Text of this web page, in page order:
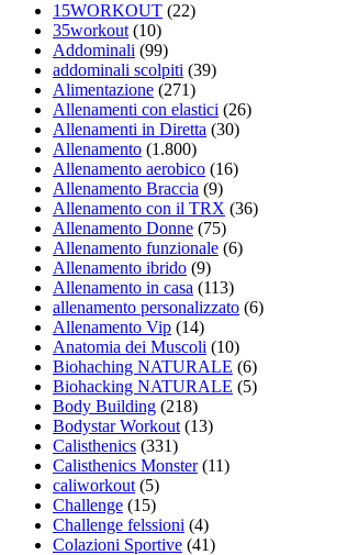
15WORKOUT (22)
35workout(10)
Addominali (99)
addominali scolpiti (39)
Alimentazione (271)
Allenamenti con elastici (26)
Allenamenti in Diretta (30)
Allenamento (1.800)
Allenamento aerobico (16)
Allenamento Braccia (9)
Allenamento con il TRX (36)
Allenamento Donne (75)
Allenamento funzionale (6)
Allenamento ibrido (9)
Allenamento in casa (113)
allenamento personalizzato (6)
Allenamento Vip (14)
Anatomia dei Muscoli (10)
Biohaching NATURALE (6)
Biohacking NATURALE (5)
Body Building (218)
Bodystar Workout(13)
Calisthenics (331)
Calisthenics Monster(11)
caliworkout(5)
Challenge (15)
Challenge felssioni (4)
Colazioni Sportive (41)